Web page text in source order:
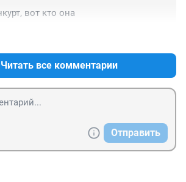
вот кто она
Читать все комментарии
Отправить